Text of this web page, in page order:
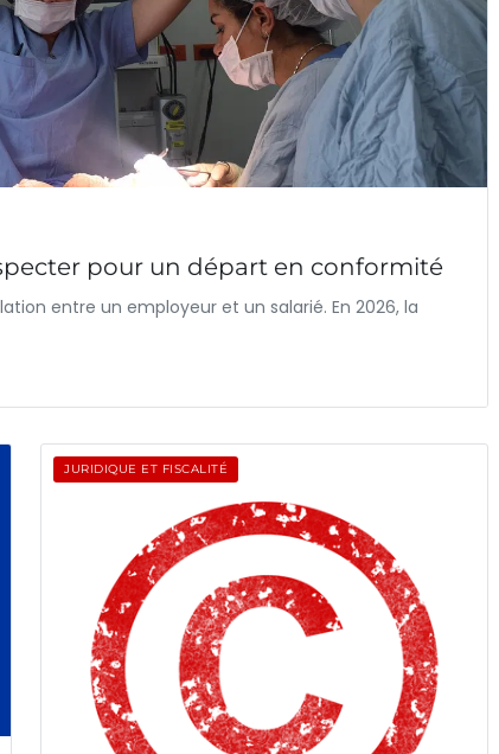
pour un départ en conformité
entre un employeur et un salarié. En 2026, la
JURIDIQUE ET FISCALITÉ